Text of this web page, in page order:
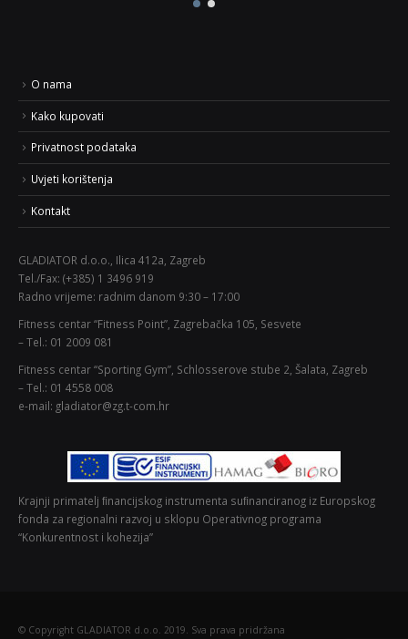
O nama
Kako kupovati
Privatnost podataka
Uvjeti korištenja
Kontakt
GLADIATOR d.o.o., Ilica 412a, Zagreb
Tel./Fax: (+385) 1 3496 919
Radno vrijeme: radnim danom 9:30 – 17:00
Fitness centar “Fitness Point”, Zagrebačka 105, Sesvete
– Tel.: 01 2009 081
Fitness centar “Sporting Gym”, Schlosserove stube 2, Šalata, Zagreb
– Tel.: 01 4558 008
e-mail: gladiator@zg.t-com.hr
Krajnji primatelj ﬁnancijskog instrumenta suﬁnanciranog iz Europskog
fonda za regionalni razvoj u sklopu Operativnog programa
“Konkurentnost i kohezija”
© Copyright GLADIATOR d.o.o. 2019. Sva prava pridržana